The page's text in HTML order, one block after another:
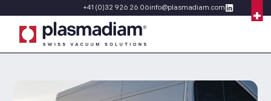
+41 (0)32 926 26 06info@plasmadiam.com